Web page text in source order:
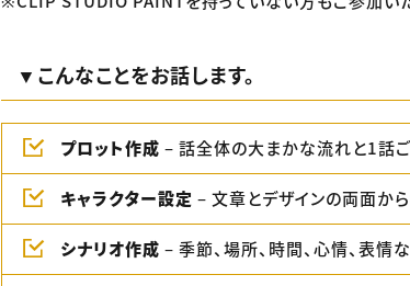
▼こんなことをお話します。
プロット作成 – 話全体の大まかな流れと1話
キャラクター設定 – 文章とデザインの両面か
シナリオ作成 – 季節、場所、時間、心情、表情